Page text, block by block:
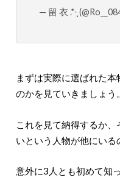
— 留 衣 .*·̩͙
まずは実際に選ばれた
のかを見ていきましょう。
これを見て納得するか
いという人物が他にいる
意外に3人とも初めて知